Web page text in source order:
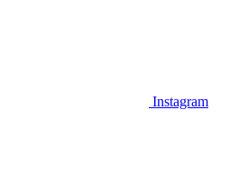
Instagram